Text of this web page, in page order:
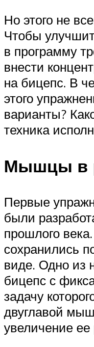
Но этого не
Чтобы
в программу
внести
на бицепс. В
этого
варианты?
техника
Мышцы в
Первые
были
прошлого
сохранились
виде. Одно из
бицепс с
задачу
двуглавой
увеличение